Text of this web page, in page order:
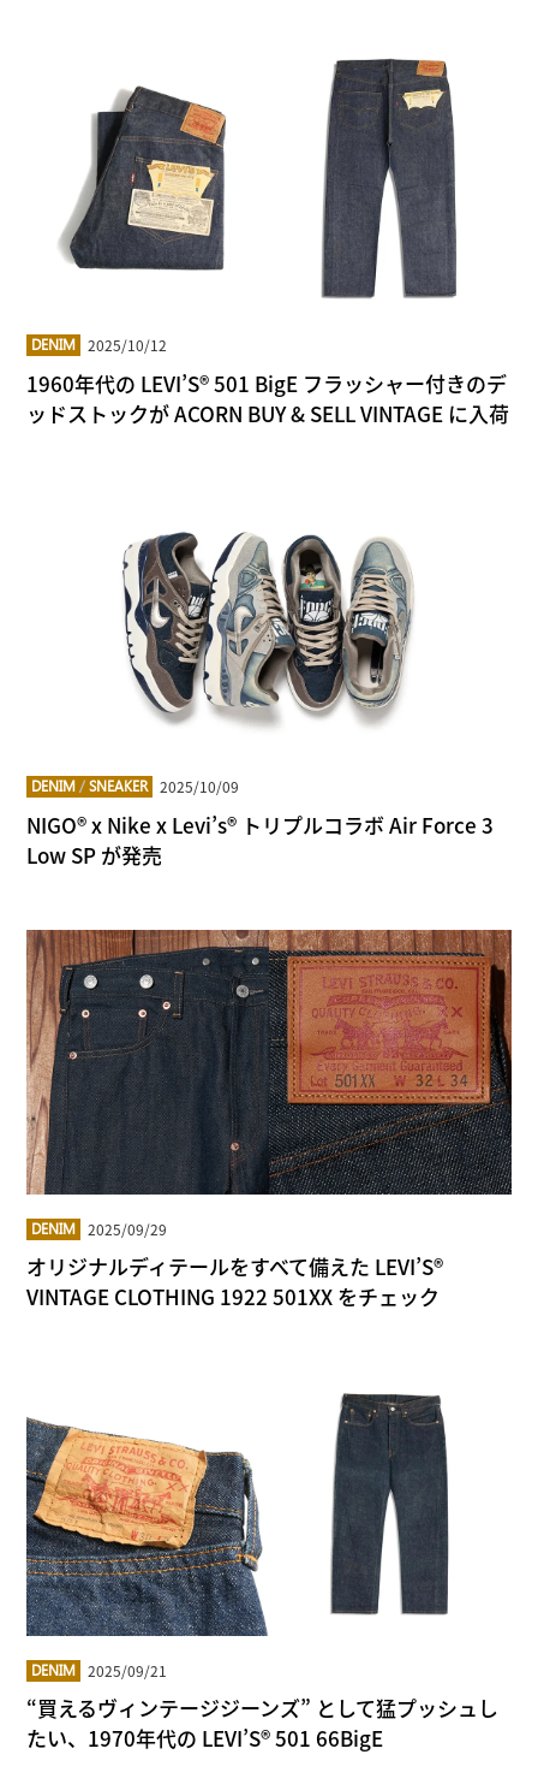
DENIM 2025/10/12
1960年代の LEVI’S® 501 BigE フラッシャー付きのデ
ッドストックが ACORN BUY & SELL VINTAGE に入荷
DENIM /SNEAKER 2025/10/09
NIGO® x Nike x Levi’s® トリプルコラボ Air Force 3
Low SP が発売
DENIM 2025/09/29
オリジナルディテールをすべて備えた LEVI’S®
VINTAGE CLOTHING 1922 501XX をチェック
DENIM 2025/09/21
“買えるヴィンテージジーンズ” として猛プッシュし
たい、1970年代の LEVI’S® 501 66BigE